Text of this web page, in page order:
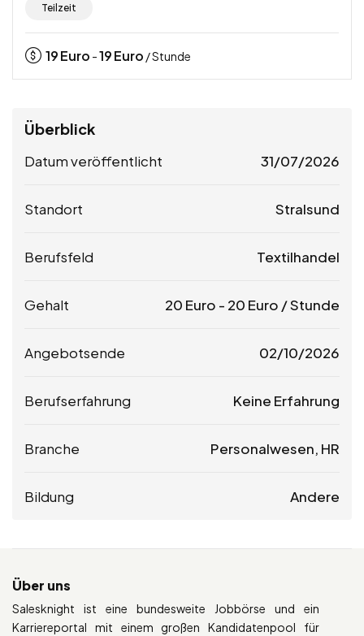
Teilzeit
19Euro -19Euro / Stunde
Überblick
Datum veröffentlicht 31/07/2026
Standort Stralsund
Berufsfeld Textilhandel
Gehalt 20 Euro - 20 Euro / Stunde
Angebotsende 02/10/2026
Berufserfahrung Keine Erfahrung
Branche Personalwesen, HR
Bildung Andere
Über uns
Salesknight ist eine bundesweite Jobbörse und ein
Karriereportal mit einem großen Kandidatenpool für